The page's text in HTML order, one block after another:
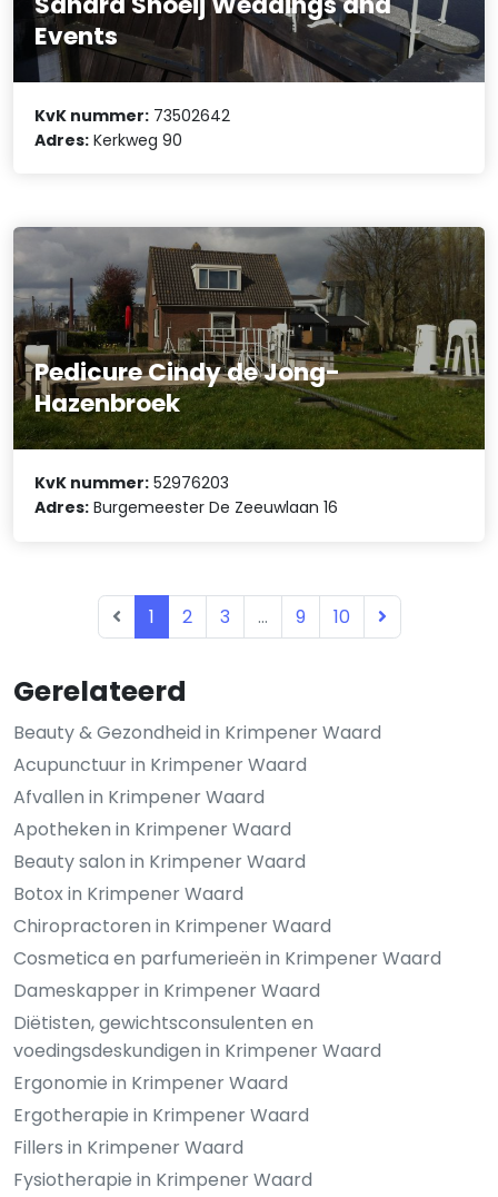
Gerelateerd
Beauty & Gezondheid in Krimpener Waard
Acupunctuur in Krimpener Waard
Afvallen in Krimpener Waard
Apotheken in Krimpener Waard
Beauty salon in Krimpener Waard
Botox in Krimpener Waard
Chiropractoren in Krimpener Waard
Cosmetica en parfumerieën in Krimpener Waard
Dameskapper in Krimpener Waard
Diëtisten, gewichtsconsulenten en
voedingsdeskundigen in Krimpener Waard
Ergonomie in Krimpener Waard
Ergotherapie in Krimpener Waard
Fillers in Krimpener Waard
Fysiotherapie in Krimpener Waard
Events
KvK nummer: 73502642
Adres: Kerkweg 90
Pedicure Cindy de Jong-
Hazenbroek
KvK nummer: 52976203
Adres: Burgemeester De Zeeuwlaan 16
1 2 3 ... 9 10